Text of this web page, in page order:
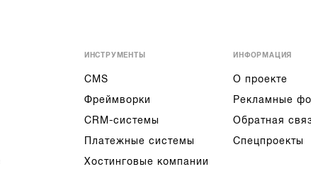
ИНСТРУМЕНТЫ
CMS
Фреймворки
CRM-системы
Платежные системы
Хостинговые компании
ИНФОРМАЦИЯ
О проекте
Рекламные
Обратная
Спецпроекты